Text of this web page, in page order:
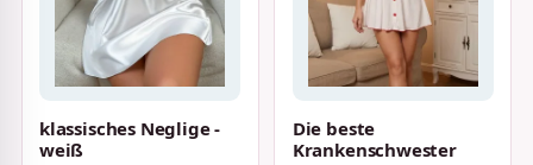
klassisches Neglige -
weiß
Die beste
Krankenschwester